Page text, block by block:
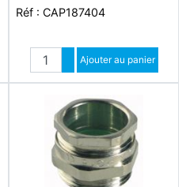
Réf : CAP187404
Quantité
Augmenter quantité
Diminuer quantité
Ajouter au panier